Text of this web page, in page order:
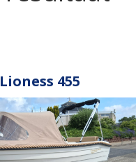
Lioness 455